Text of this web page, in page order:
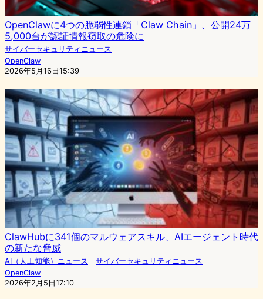
OpenClawに4つの脆弱性連鎖「Claw Chain」、公開24万
5,000台が認証情報窃取の危険に
サイバーセキュリティニュース
OpenClaw
2026年5月16日15:39
ClawHubに341個のマルウェアスキル、AIエージェント時代
の新たな脅威
AI（人工知能）ニュース ｜ サイバーセキュリティニュース
OpenClaw
2026年2月5日17:10